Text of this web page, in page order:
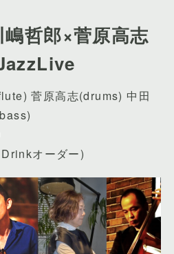
哲郎×菅原高志
菅原高志(drums) 中田
オーダー)